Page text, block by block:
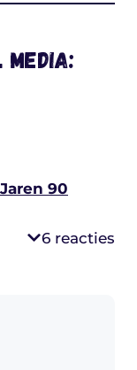
Jaren 90
6 reacties